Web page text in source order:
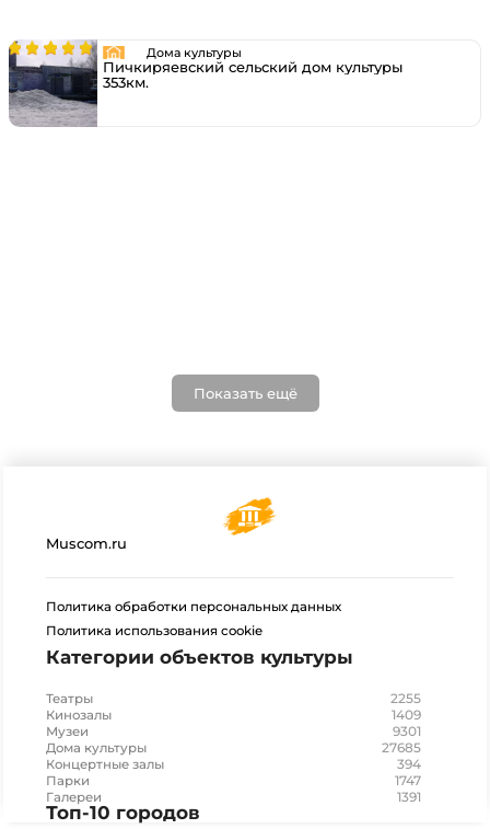
Дома культуры
Пичкиряевский сельский дом культуры
353км.
Показать ещё
Muscom.ru
Политика обработки персональных данных
Политика использования cookie
Категории объектов культуры
Театры 2255
Кинозалы 1409
Музеи 9301
Дома культуры 27685
Концертные залы 394
Парки 1747
Галереи 1391
Топ-10 городов